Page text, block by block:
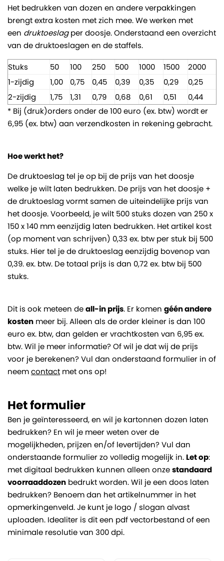
Het bedrukken van dozen en andere verpakkingen
brengt extra kosten met zich mee. We werken met
een druktoeslagper doosje. Onderstaand een overzicht
van de druktoeslagen en de staffels.
Stuks 50 100 250 500 1000 1500
2000
1-zijdig
1,00 0,75 0,45 0,39 0,35 0,29
0,25
2-zijdig
1,75 1,31 0,79 0,68 0,61 0,51
0,44
* Bij (druk)orders onder de 100 euro (ex. btw) wordt er
6,95 (ex. btw) aan verzendkosten in rekening gebracht.
Hoe werkt het?
De druktoeslag tel je op bij de prijs van het doosje
welke je wilt laten bedrukken. De prijs van het doosje +
de druktoeslag vormt samen de uiteindelijke prijs van
het doosje. Voorbeeld, je wilt 500 stuks dozen van 250 x
150 x 140 mm eenzijdig laten bedrukken. Het artikel kost
(op moment van schrijven) 0,33 ex. btw per stuk bij 500
stuks. Hier tel je de druktoeslag eenzijdig bovenop van
0,39. ex. btw. De totaal prijs is dan 0,72 ex. btw bij 500
stuks.
Dit is ook meteen deall-in prijs. Er komen géén andere
kosten meer bij. Alleen als de order kleiner is dan 100
euro ex. btw, dan gelden er vrachtkosten van 6,95 ex.
btw. Wil je meer informatie? Of wil je dat wij de prijs
voor je berekenen? Vul dan onderstaand formulier in of
neemcontact met ons op!
Het formulier
Ben je geïnteresseerd, en wil je kartonnen dozen laten
bedrukken? En wil je meer weten over de
mogelijkheden, prijzen en/of levertijden? Vul dan
onderstaande formulier zo volledig mogelijk in. Let op:
met digitaal bedrukken kunnen alleen onzestandaard
voorraaddozen bedrukt worden. Wil je een doos laten
bedrukken? Benoem dan het artikelnummer in het
opmerkingenveld. Je kunt je logo / slogan alvast
uploaden. Idealiter is dit een pdf vectorbestand of een
minimale resolutie van 300 dpi.